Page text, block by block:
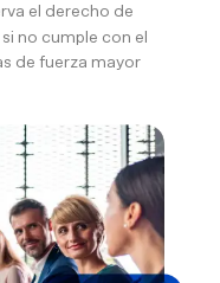
el derecho de
no cumple con el
de fuerza mayor